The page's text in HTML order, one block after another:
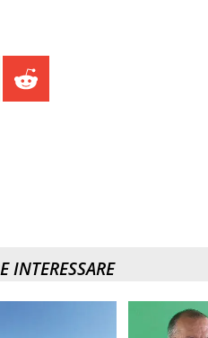
INTERESSARE